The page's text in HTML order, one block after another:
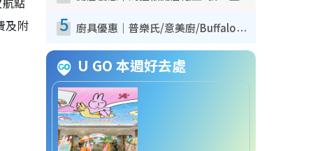
及附
5 廚具優惠｜普樂氏/意美廚/Buffalo廚具低至3折！$89起買煎鍋／炒鑊／個人鍋 同場小家電激減至$99起
U GO 本週好去處